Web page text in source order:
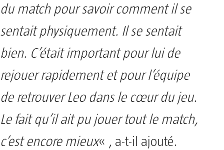
du match pour savoir comment il se
sentait physiquement. Il se sentait
bien. C’était important pour lui de
rejouer rapidement et pour l’équipe
de retrouver Leo dans le cœur du jeu.
Le fait qu’il ait pu jouer tout le match,
c’est encore mieux« , a-t-il ajouté.